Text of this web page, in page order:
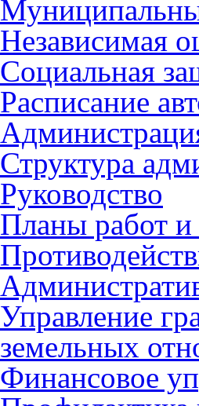
Независимая
Социальная
Расписание
Структура
Руководство
Планы работ
Управление
земельных
Финансовое